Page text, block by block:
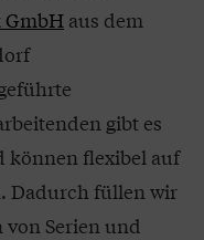
GmbHaus dem
gibt es
können flexibel auf
Dadurch füllen wir
Serien und